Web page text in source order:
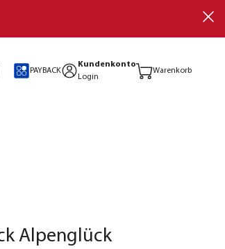
PAYBACK
Kundenkonto
Login
Warenkorb
Alpenglück